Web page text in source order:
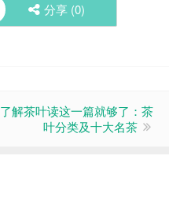
分享 (0)
了解茶叶读这一篇就够了：茶
叶分类及十大名茶